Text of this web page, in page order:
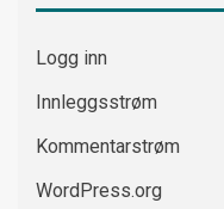
Logg inn
Innleggsstrøm
Kommentarstrøm
WordPress.org